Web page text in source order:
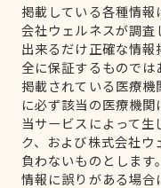
掲載している各種情
会社ウェルネスが調査
出来るだけ正確な情
全に保証するものでは
掲載されている医療
に必ず該当の医療機関
当サービスによって
ク、および株式会社
負わないものとします。
情報に誤りがある場